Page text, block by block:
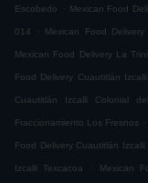
Escobedo . Mexican Food
014 . Mexican Food
Mexican Food Delivery La
Food Delivery Cuautitlán
Cuautitlán Izcalli Colonial
Fraccionamiento Los Fresnos .
Food Delivery Cuautitlán
Izcalli Texcacoa . Mexican